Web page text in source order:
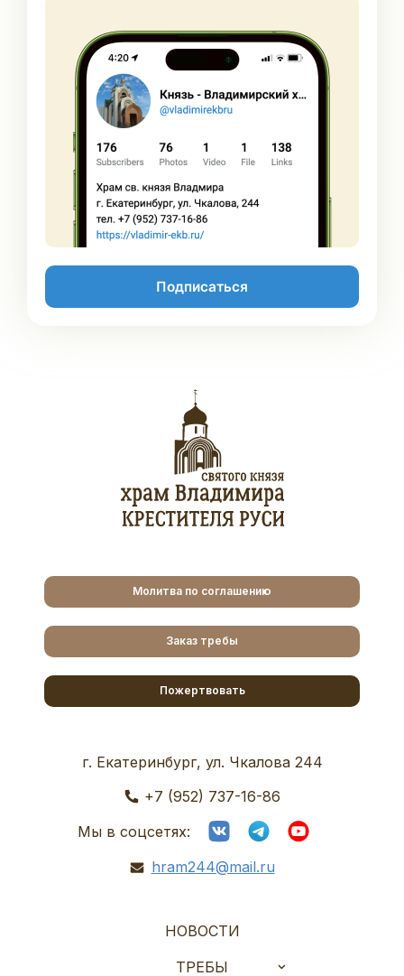
Подписаться
Молитва по соглашению
Заказ требы
Пожертвовать
г. Екатеринбург, ул. Чкалова 244
+7 (952) 737-16-86
Мы в соцсетях:
hram244@mail.ru
НОВОСТИ
ТРЕБЫ